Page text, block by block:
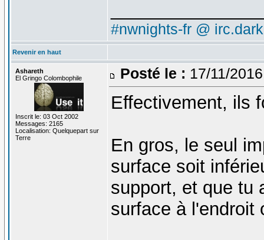
#nwnights-fr @
Revenir en haut
Ashareth
El Gringo Colombophile
Inscrit le: 03 Oct 2002
Messages: 2165
Localisation: Quelquepart sur
Terre
Posté le : 17/11/
Effectivement, ils
En gros, le seul
surface soit
support, et que tu
surface à l'endroit